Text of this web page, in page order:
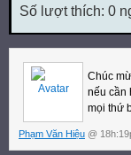
Số lượt thích: 0
Chúc
nếu cần
mọi thứ
Phạm Văn Hiệu @